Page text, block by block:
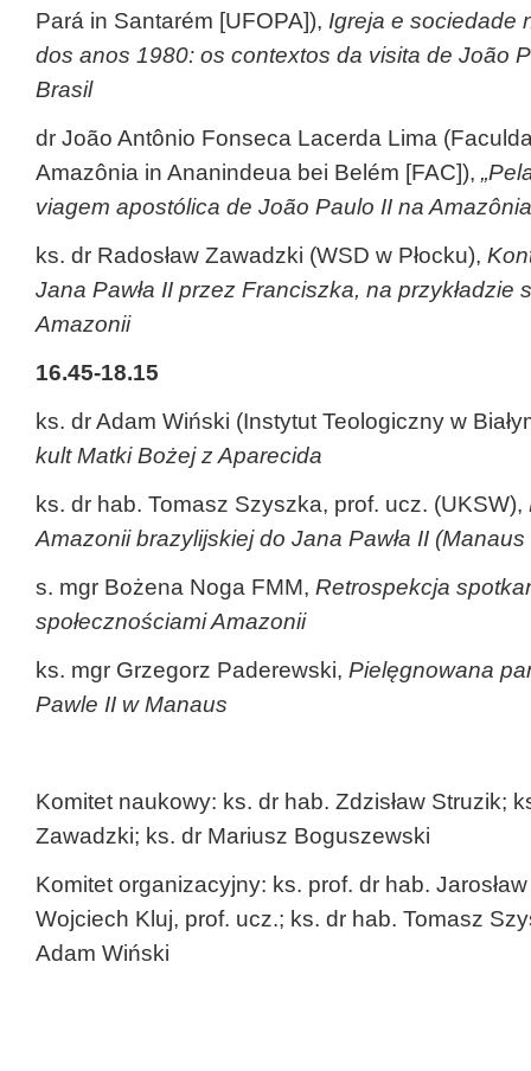
Pará in Santarém [UFOPA]), Igreja e sociedade
dos anos 1980: os contextos da visita de João
Brasil
dr João Antônio Fonseca Lacerda Lima
Amazônia in Ananindeua bei Belém [FAC]),
viagem apostólica de João Paulo II na
ks. dr Radosław Zawadzki (WSD w Płocku),
Jana Pawła II przez Franciszka, na przykładzie
Amazonii
16.45-18.15
ks. dr Adam Wiński (Instytut Teologiczny w
kult Matki Bożej z Aparecida
ks. dr hab. Tomasz Szyszka, prof. ucz. (UKSW),
Amazonii brazylijskiej do Jana Pawła II
s. mgr Bożena Noga FMM, Retrospekcja
społecznościami Amazonii
ks. mgr Grzegorz Paderewski, Pielęgnowana
Pawle II w Manaus
Komitet naukowy: ks. dr hab. Zdzisław Struzik;
Zawadzki; ks. dr Mariusz Boguszewski
Komitet organizacyjny: ks. prof. dr hab.
Wojciech Kluj, prof. ucz.; ks. dr hab. Tomasz
Adam Wiński